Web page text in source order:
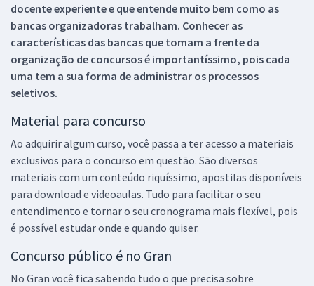
docente experiente e que entende muito bem como as
bancas organizadoras trabalham. Conhecer as
características das bancas que tomam a frente da
organização de concursos é importantíssimo, pois cada
uma tem a sua forma de administrar os processos
seletivos.
Material para concurso
Ao adquirir algum curso, você passa a ter acesso a materiais
exclusivos para o concurso em questão. São diversos
materiais com um conteúdo riquíssimo, apostilas disponíveis
para download e videoaulas. Tudo para facilitar o seu
entendimento e tornar o seu cronograma mais flexível, pois
é possível estudar onde e quando quiser.
Concurso público é no Gran
No Gran você fica sabendo tudo o que precisa sobre